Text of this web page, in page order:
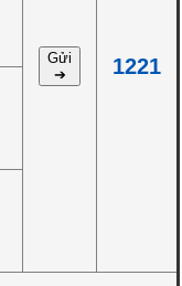
Gửi
➔
1221